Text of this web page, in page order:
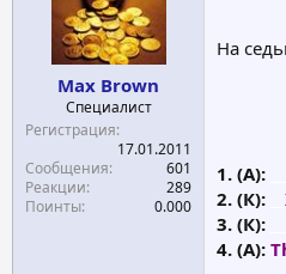
Max Brown
Специалист
Регистрация
17.01.2011
Сообщения
601
Реакции
289
Поинты
0.000
На
1. (А):
2. (К):
3. (К):
4. (А):